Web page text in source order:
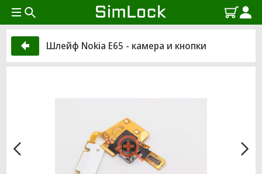
Шлейф Nokia E65 - камера и кнопки